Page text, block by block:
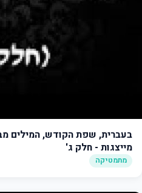
בעברית, שפת הקודש, המילים
מייצגות - חלק ג'
מתמטיקה